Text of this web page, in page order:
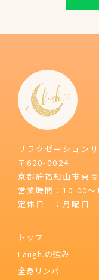
リラクゼーション
〒620-0024
京都府福知山市東
営業時間：10:00
定休日 ：月曜日
トップ
Laugh.の強み
全身リンパ